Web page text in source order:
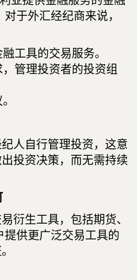
于外汇经纪商来说，
工具的交易服务。
管理投资者的投资组
人自行管理投资，这意
投资决策，而无需持续
衍生工具，包括期货、
供更广泛交易工具的